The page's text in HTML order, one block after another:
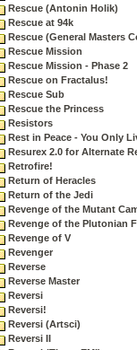
Rescue (Antonin Holik)
Rescue at 94k
Rescue (General Masters
Rescue Mission
Rescue Mission - Phase 2
Rescue on Fractalus!
Rescue Sub
Rescue the Princess
Resistors
Rest in Peace - You Only
Resurex 2.0 for Alternate
Retrofire!
Return of Heracles
Return of the Jedi
Revenge of the Mutant
Revenge of the Plutonian
Revenge of V
Revenger
Reverse
Reverse Master
Reversi
Reversi!
Reversi (Artsci)
Reversi II